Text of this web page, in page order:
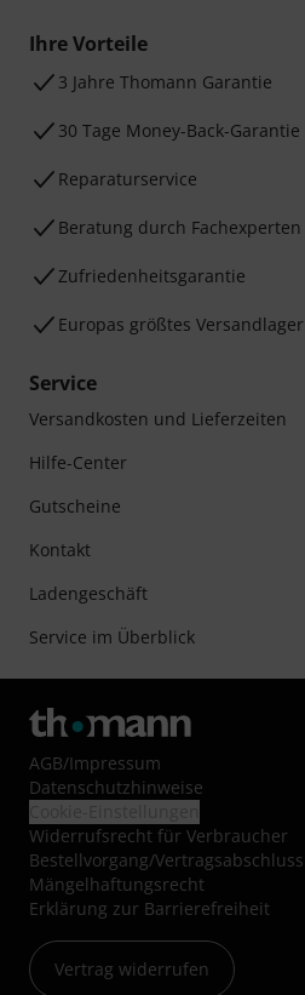
Ihre Vorteile
3 Jahre Thomann Garantie
30 Tage Money-Back-Garantie
Reparaturservice
Beratung durch Fachexperten
Zufriedenheitsgarantie
Europas größtes Versandlager
Service
Versandkosten und Lieferzeiten
Hilfe-Center
Gutscheine
Kontakt
Ladengeschäft
Service im Überblick
AGB/Impressum
Datenschutzhinweise
Widerrufsrecht für Verbraucher
Bestellvorgang/Vertragsabschluss
Mängelhaftungsrecht
Erklärung zur Barrierefreiheit
Vertrag widerrufen